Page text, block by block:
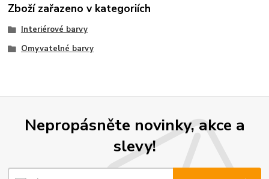
Zboží zařazeno v kategoriích
Interiérové barvy
Omyvatelné barvy
Nepropásněte novinky, akce a
slevy!